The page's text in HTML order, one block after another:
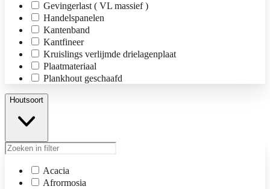
Gevingerlast ( VL massief )
Handelspanelen
Kantenband
Kantfineer
Kruislings verlijmde drielagenplaat
Plaatmateriaal
Plankhout geschaafd
Houtsoort
Acacia
Afrormosia